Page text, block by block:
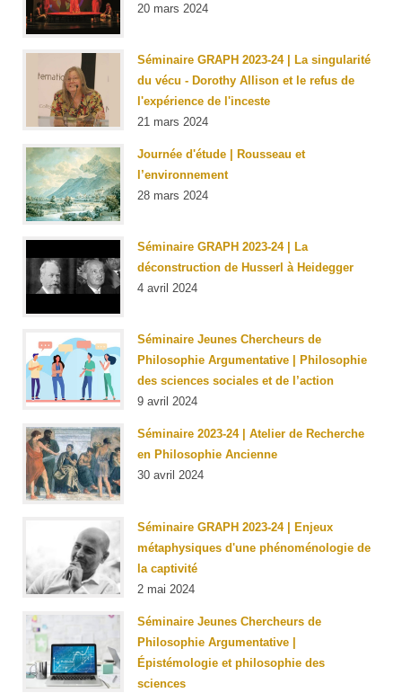
20 mars 2024
Séminaire GRAPH 2023-24 | La singularité
du vécu - Dorothy Allison et le refus de
l'expérience de l'inceste
21 mars 2024
Journée d'étude | Rousseau et
l’environnement
28 mars 2024
Séminaire GRAPH 2023-24 | La
déconstruction de Husserl à Heidegger
4 avril 2024
Séminaire Jeunes Chercheurs de
Philosophie Argumentative | Philosophie
des sciences sociales et de l’action
9 avril 2024
Séminaire 2023-24 | Atelier de Recherche
en Philosophie Ancienne
30 avril 2024
Séminaire GRAPH 2023-24 | Enjeux
métaphysiques d'une phénoménologie de
la captivité
2 mai 2024
Séminaire Jeunes Chercheurs de
Philosophie Argumentative |
Épistémologie et philosophie des
sciences